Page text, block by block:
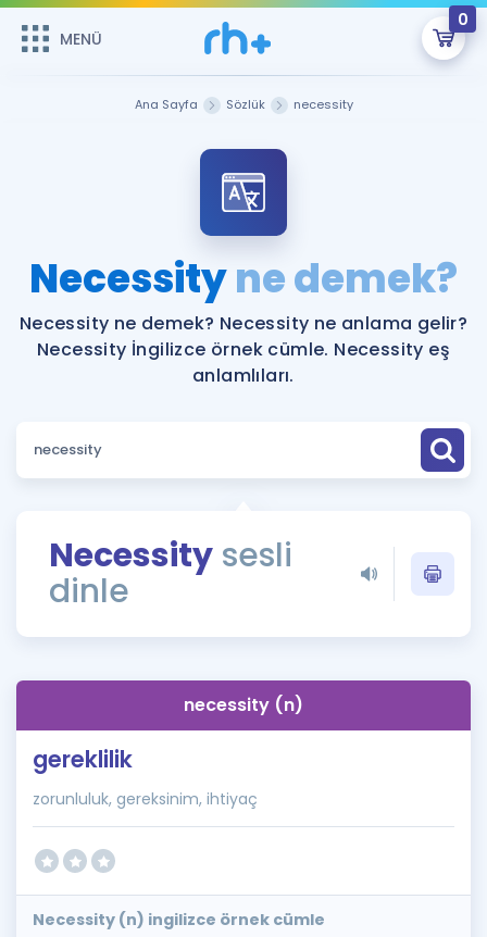
MENÜ
0
Şifremi Hatırlamıyorum
ÜYE DEĞİLİM
Sepetin Şu An Boş.
Remzi Hoca ile seni sınava hazırlayacak onlarca eğitim seni
bekliyor!
MENÜ
Katılımcı Görüşleri
Faydalı Araçlar
Sözlük
Rehberlik Aracı
ÖSYM Sınav Takvimi
İngilizce Gramer
Hakkımızda
Ana Sayfa Sözlük necessity
Necessityne demek?
Necessity ne demek? Necessity ne anlama gelir?
Necessity İngilizce örnek cümle. Necessity eş
anlamlıları.
Necessity sesli
dinle
necessity (n)
gereklilik
zorunluluk, gereksinim, ihtiyaç
Necessity (n) ingilizce örnek cümle